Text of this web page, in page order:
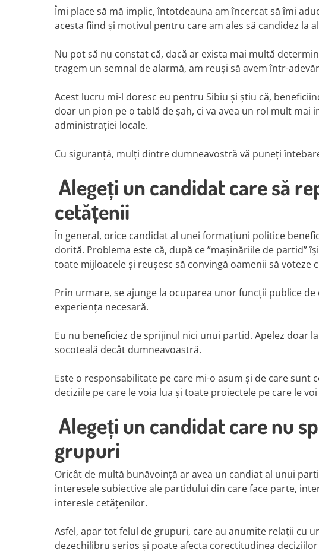
Îmi place să mă implic, întotdeauna am încercat să îmi
acesta fiind și motivul pentru care am ales să candidez la
Nu pot să nu constat că, dacă ar exista mai multă
tragem un semnal de alarmă, am reuși să avem într-
Acest lucru mi-l doresc eu pentru Sibiu și știu că,
doar un pion pe o tablă de șah, ci va avea un rol mult
administrației locale.
Cu siguranță, mulți dintre dumneavostră vă puneți
Alegeți un candidat care să
cetățenii
În general, orice candidat al unei formațiuni politice
dorită. Problema este că, după ce ”mașinăriile de partid”
toate mijloacele și reușesc să convingă oamenii să
Prin urmare, se ajunge la ocuparea unor funcții publice
experiența necesară.
Eu nu beneficiez de sprijinul nici unui partid. Apelez doar
socoteală decât dumneavoastră.
Este o responsabilitate pe care mi-o asum și de care
deciziile pe care le voia lua și toate proiectele pe care le
Alegeți un candidat care nu
grupuri
Oricât de multă bunăvoință ar avea un candiat al unui
interesele subiective ale partidului din care face parte,
interesle cetățenilor.
Asfel, apar tot felul de grupuri, care au anumite relații cu
dezechilibru serios și poate afecta corectitudinea